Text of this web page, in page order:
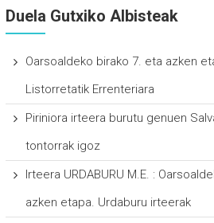
Duela Gutxiko Albisteak
Oarsoaldeko birako 7. eta azken
Listorretatik Errenteriara
Piriniora irteera burutu genuen
tontorrak igoz
Irteera URDABURU M.E. :
azken etapa. Urdaburu irteerak